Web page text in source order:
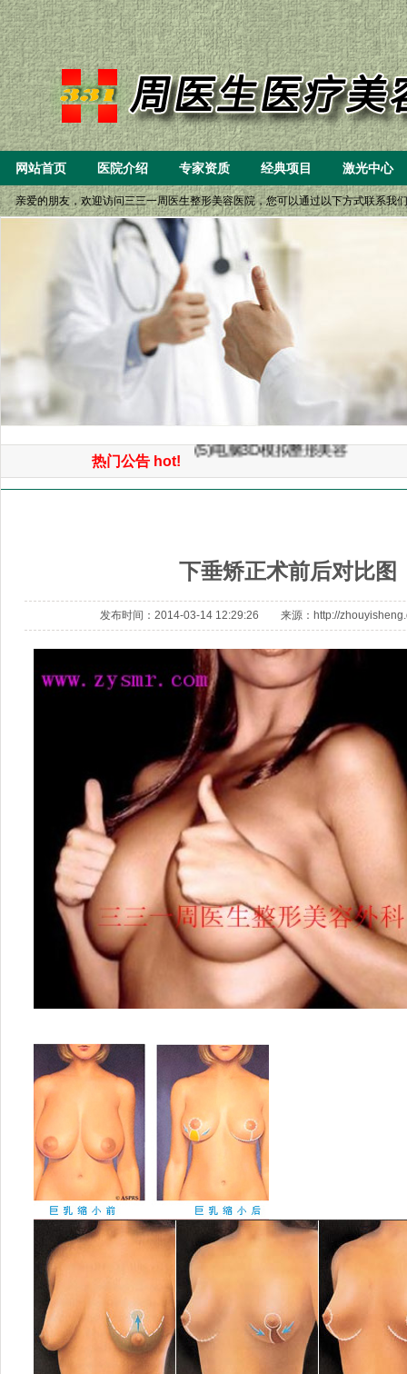
网站首页 医院介绍 专家资质 经典项目 激光中心
亲爱的朋友，欢迎访问三三一周医生整形美容医院，您可以通过以下方式联系
热门公告 hot!
(6）微创重睑（双眼皮）小眼开
(1)免开刀光波汽化除皱术
下垂矫正术前后对比图
发布时间：2014-03-14 12:29:26 来源：http://